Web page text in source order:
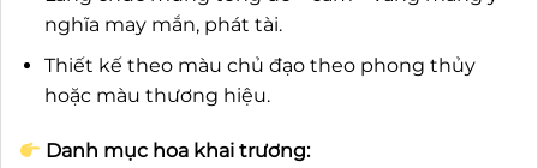
nghĩa may mắn, phát tài.
Thiết kế theo màu chủ đạo theo phong thủy
hoặc màu thương hiệu.
Danh mục hoa khai trương: